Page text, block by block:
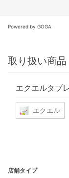
Powered by GOGA
取り扱い商品
エクエルタブ
エクエル
店舗タイプ